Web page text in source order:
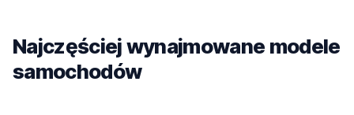
Najczęściej wynajmowane modele
samochodów